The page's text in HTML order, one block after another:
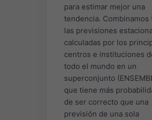
para estimar mejor una
tendencia. Combinamos
las previsiones
calculadas por los
centros e instituciones
todo el mundo en un
superconjunto
que tiene más
de ser correcto que una
previsión de una sola